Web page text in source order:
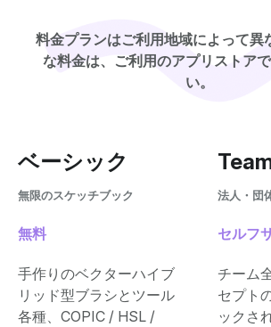
料金プランはご利用地域によって異
な料金は、ご利用のアプリストア
い。
ベーシック
無限のスケッチブック
無料
手作りのベクターハイブ
リッド型ブラシとツール
各種、COPIC / HSL /
法人・団
セルフ
チーム
セプト
ックさ